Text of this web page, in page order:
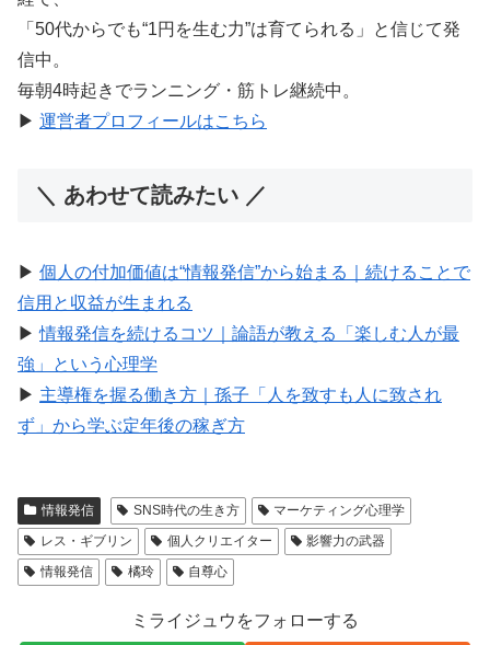
「50代からでも“1円を生む力”は育てられる」と信じて発
信中。
毎朝4時起きでランニング・筋トレ継続中。
▶︎ 運営者プロフィールはこちら
＼ あわせて読みたい ／
▶︎ 個人の付加価値は“情報発信”から始まる｜続けることで
信用と収益が生まれる
▶︎情報発信を続けるコツ｜論語が教える「楽しむ人が最
強」という心理学
▶︎ 主導権を握る働き方｜孫子「人を致すも人に致され
ず」から学ぶ定年後の稼ぎ方
情報発信 SNS時代の生き方
マーケティング心理学
レス・ギブリン
個人クリエイター
影響力の武器
情報発信
橘玲 自尊心
ミライジュウをフォローする